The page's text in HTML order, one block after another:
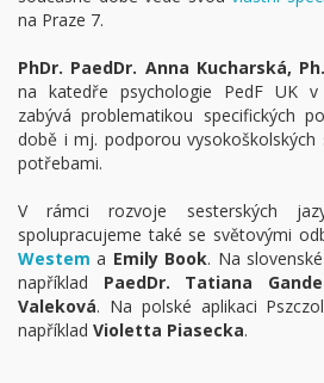
na Praze 7.
PhDr. PaedDr. Anna Kucharská,
na katedře psychologie PedF UK
zabývá problematikou specifických
době i mj. podporou vysokoškolských
potřebami.
V rámci rozvoje sesterských
spolupracujeme také se světovými
Westem a Emily Book. Na
například PaedDr. Tatiana
Valeková. Na polské aplikaci
například Violetta Piasecka.